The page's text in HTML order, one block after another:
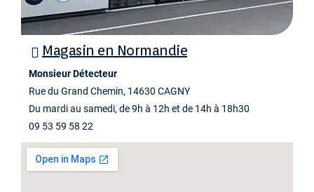
Magasin en Normandie
Monsieur Détecteur
Rue du Grand Chemin, 14630 CAGNY
Du mardi au samedi, de 9h à 12h et de 14h à 18h30
09 53 59 58 22